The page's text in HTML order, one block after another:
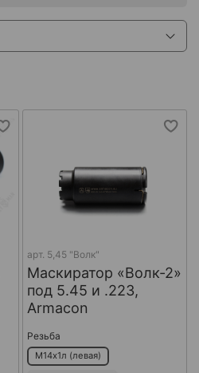
арт. 5,45 "Волк"
Маскиратор «Волк-2»
под 5.45 и .223,
Armacon
Резьба
М14х1л (левая)